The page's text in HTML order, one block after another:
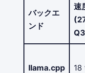
バックエ
ンド
速
llama.cpp